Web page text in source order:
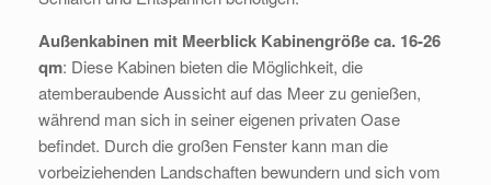
Außenkabinen mit Meerblick Kabinengröße ca. 16-26
qm: Diese Kabinen bieten die Möglichkeit, die
atemberaubende Aussicht auf das Meer zu genießen,
während man sich in seiner eigenen privaten Oase
befindet. Durch die großen Fenster kann man die
vorbeiziehenden Landschaften bewundern und sich vom